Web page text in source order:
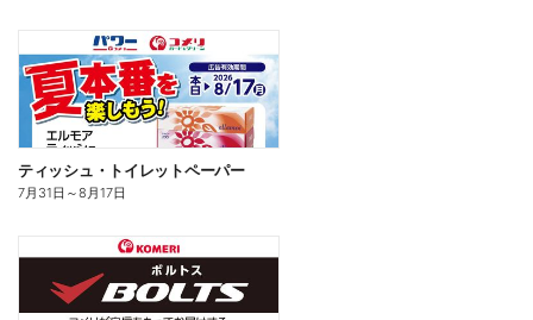
ティッシュ・トイレットペーパー
7月31日 ～8月17日